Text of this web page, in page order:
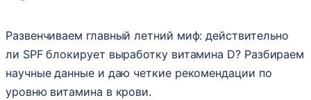
Развенчиваем главный летний миф: действительно
ли SPF блокирует выработку витамина D? Разбираем
научные данные и даю четкие рекомендации по
уровню витамина в крови.